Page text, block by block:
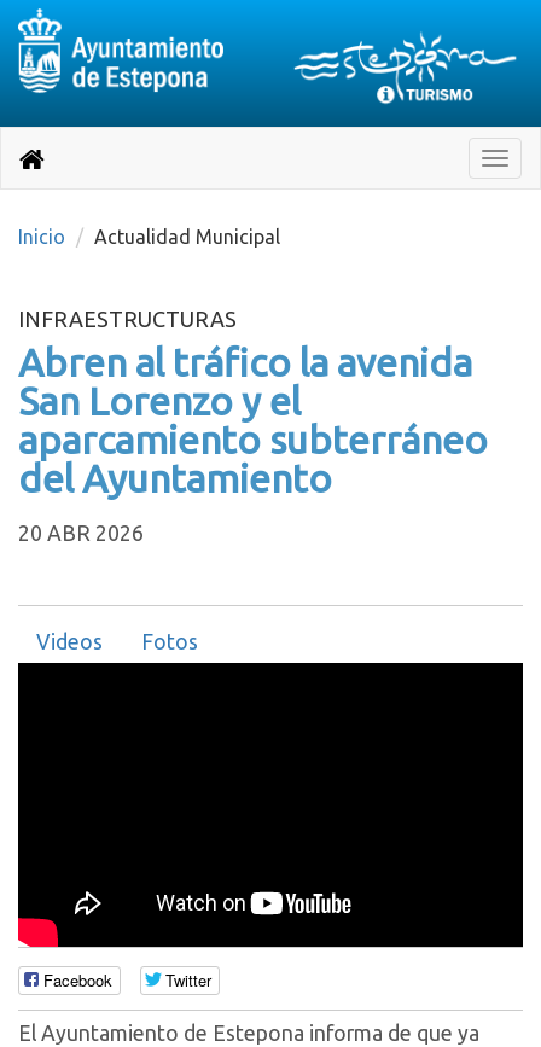
página
Toggle
Destino:
Volver
inicio
Inicio Actualidad Municipal
INFRAESTRUCTURAS
Abren al tráfico la avenida
San Lorenzo y el
aparcamiento subterráneo
del Ayuntamiento
20 ABR 2026
Videos Fotos
Facebook Twitter
El Ayuntamiento de Estepona informa de que ya